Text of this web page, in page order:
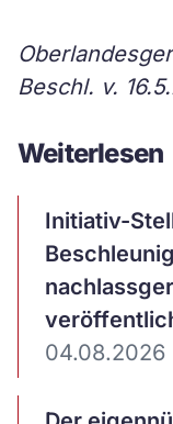
Beschl. v.
Weiterlesen
Initiativ-
04.08.2026
Artikel
ansehen